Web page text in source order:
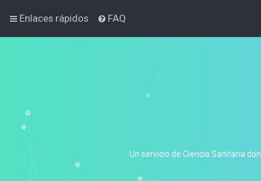
Enlaces rápidos FAQ
Un servicio de Ciencia Sanitaria